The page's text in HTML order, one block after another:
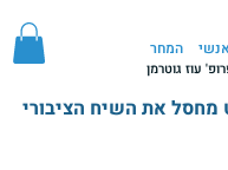
המחר
עוז גוטרמן
מחסל את השיח הציבורי